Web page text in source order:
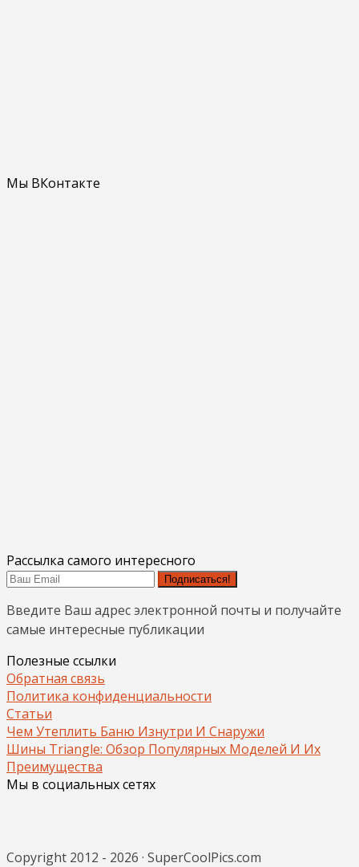
Мы ВКонтакте
Рассылка самого интересного
Подписаться!
Введите Ваш адрес электронной почты и получайте
самые интересные публикации
Полезные ссылки
Обратная связь
Политика конфиденциальности
Статьи
Чем Утеплить Баню Изнутри И Снаружи
Шины Triangle: Обзор Популярных Моделей И Их
Преимущества
Мы в социальных сетях
Copyright 2012 - 2026 · SuperCoolPics.com